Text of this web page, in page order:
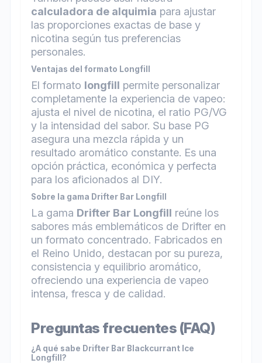
calculadora de alquimia para ajustar
las proporciones exactas de base y
nicotina según tus preferencias
personales.
Ventajas del formato Longfill
El formato longfill permite personalizar
completamente la experiencia de vapeo:
ajusta el nivel de nicotina, el ratio PG/VG
y la intensidad del sabor. Su base PG
asegura una mezcla rápida y un
resultado aromático constante. Es una
opción práctica, económica y perfecta
para los aficionados al DIY.
Sobre la gama Drifter Bar Longfill
La gama Drifter Bar Longfill reúne los
sabores más emblemáticos de Drifter en
un formato concentrado. Fabricados en
el Reino Unido, destacan por su pureza,
consistencia y equilibrio aromático,
ofreciendo una experiencia de vapeo
intensa, fresca y de calidad.
Preguntas frecuentes (FAQ)
¿A qué sabe Drifter Bar Blackcurrant Ice
Longfill?